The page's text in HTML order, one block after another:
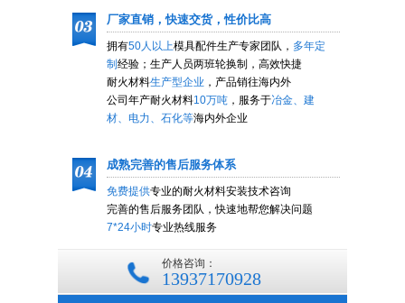
厂家直销，快速交货，性价比高
拥有50人以上模具配件生产专家团队， 多年定
制 经验；生产人员两班轮换制，高效快捷
耐火材料生产型企业 ，产品销往海内外
公司年产耐火材料10万吨 ，服务于冶金、建
材、电力、石化等海内外企业
成熟完善的售后服务体系
免费提供专业的耐火材料安装技术咨询
完善的售后服务团队，快速地帮您解决问题
7*24小时专业热线服务
价格咨询：
13937170928